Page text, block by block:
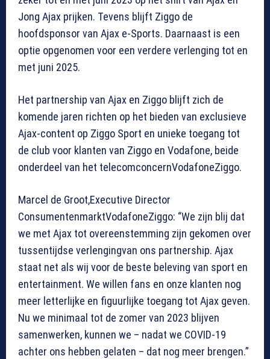
Jong Ajax prijken. Tevens blijft Ziggo de
hoofdsponsor van Ajax e-Sports. Daarnaast is een
optie opgenomen voor een verdere verlenging tot en
met juni 2025.
Het partnership van Ajax en Ziggo blijft zich de
komende jaren richten op het bieden van exclusieve
Ajax-content op Ziggo Sport en unieke toegang tot
de club voor klanten van Ziggo en Vodafone, beide
onderdeel van het telecomconcernVodafoneZiggo.
Marcel de Groot,Executive Director
ConsumentenmarktVodafoneZiggo: “We zijn blij dat
we met Ajax tot overeenstemming zijn gekomen over
tussentijdse verlengingvan ons partnership. Ajax
staat net als wij voor de beste beleving van sport en
entertainment. We willen fans en onze klanten nog
meer letterlijke en figuurlijke toegang tot Ajax geven.
Nu we minimaal tot de zomer van 2023 blijven
samenwerken, kunnen we – nadat we COVID-19
achter ons hebben gelaten – dat nog meer brengen.”